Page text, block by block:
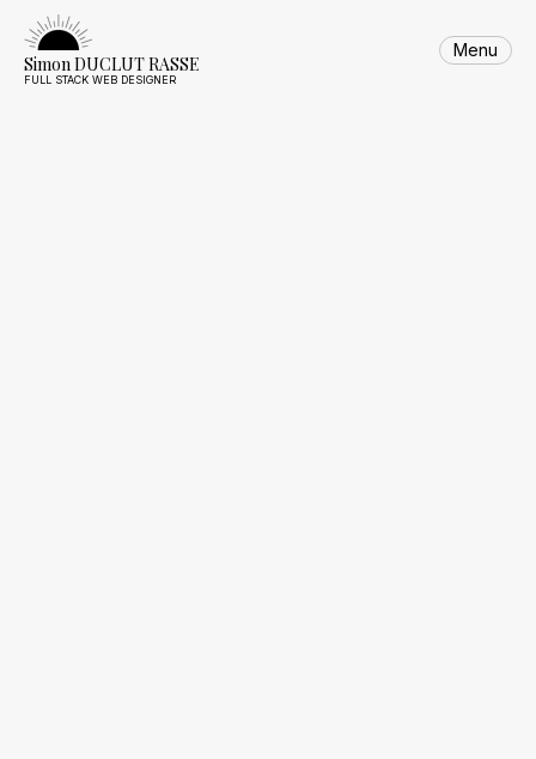
content
Simon DUCLUT RASSE
FULL STACK WEB DESIGNER
Menu